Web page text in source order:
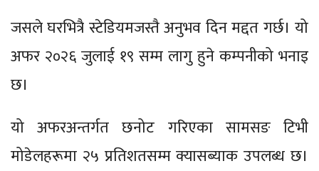
जसले घरभित्रै स्टेडियमजस्तै अनुभव दिन मद्दत गर्छ। यो
अफर २०२६ जुलाई १९ सम्म लागु हुने कम्पनीको भनाइ
छ।
यो अफरअन्तर्गत छनोट गरिएका सामसङ टिभी
मोडेलहरूमा २५ प्रतिशतसम्म क्यासब्याक उपलब्ध छ।